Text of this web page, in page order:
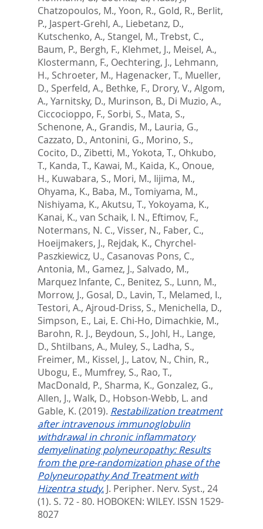
Chatzopoulos, M., Yoon, R., Gold, R., Berlit,
P., Jaspert-Grehl, A., Liebetanz, D.,
Kutschenko, A., Stangel, M., Trebst, C.,
Baum, P., Bergh, F., Klehmet, J., Meisel, A.,
Klostermann, F., Oechtering, J., Lehmann,
H., Schroeter, M., Hagenacker, T., Mueller,
D., Sperfeld, A., Bethke, F., Drory, V., Algom,
A., Yarnitsky, D., Murinson, B., Di Muzio, A.,
Ciccocioppo, F., Sorbi, S., Mata, S.,
Schenone, A., Grandis, M., Lauria, G.,
Cazzato, D., Antonini, G., Morino, S.,
Cocito, D., Zibetti, M., Yokota, T., Ohkubo,
T., Kanda, T., Kawai, M., Kaida, K., Onoue,
H., Kuwabara, S., Mori, M., Iijima, M.,
Ohyama, K., Baba, M., Tomiyama, M.,
Nishiyama, K., Akutsu, T., Yokoyama, K.,
Kanai, K., van Schaik, I. N., Eftimov, F.,
Notermans, N. C., Visser, N., Faber, C.,
Hoeijmakers, J., Rejdak, K., Chyrchel-
Paszkiewicz, U., Casanovas Pons, C.,
Antonia, M., Gamez, J., Salvado, M.,
Marquez Infante, C., Benitez, S., Lunn, M.,
Morrow, J., Gosal, D., Lavin, T., Melamed, I.,
Testori, A., Ajroud-Driss, S., Menichella, D.,
Simpson, E., Lai, E. Chi-Ho, Dimachkie, M.,
Barohn, R. J., Beydoun, S., Johl, H., Lange,
D., Shtilbans, A., Muley, S., Ladha, S.,
Freimer, M., Kissel, J., Latov, N., Chin, R.,
Ubogu, E., Mumfrey, S., Rao, T.,
MacDonald, P., Sharma, K., Gonzalez, G.,
Allen, J., Walk, D., Hobson-Webb, L. and
Gable, K. (2019). Restabilization treatment
after intravenous immunoglobulin
withdrawal in chronic inflammatory
demyelinating polyneuropathy: Results
from the pre-randomization phase of the
Polyneuropathy And Treatment with
Hizentra study. J. Peripher. Nerv. Syst., 24
(1). S. 72 - 80. HOBOKEN: WILEY. ISSN 1529-
8027